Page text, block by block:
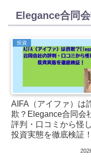
Elegance合同
投資
AIFA（アイファ）は
欺？Elegance合同会
評判・口コミから怪
投資実態を徹底検証！